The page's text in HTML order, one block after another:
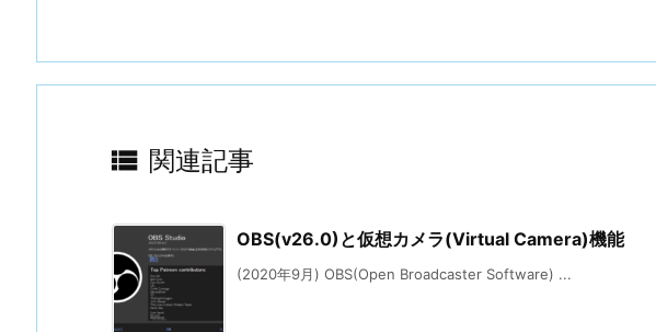
 関連記事
OBS(v26.0)と仮想カメラ(Virtual Camera)機能
(2020年9月) OBS(Open Broadcaster Software) ...